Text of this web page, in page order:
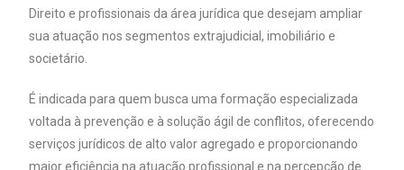
Direito e profissionais da área jurídica que desejam ampliar
sua atuação nos segmentos extrajudicial, imobiliário e
societário.
É indicada para quem busca uma formação especializada
voltada à prevenção e à solução ágil de conflitos, oferecendo
serviços jurídicos de alto valor agregado e proporcionando
maior eficiência na atuação profissional e na percepção de